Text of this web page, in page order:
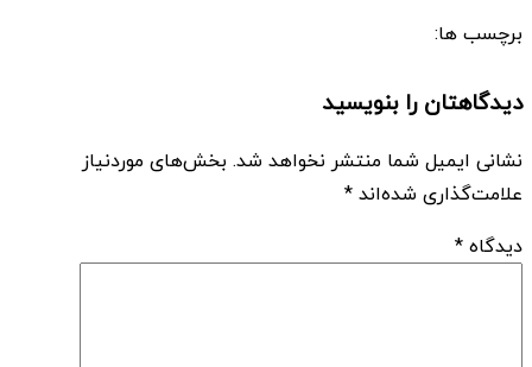
برچسب ها:
دیدگاهتان را بنویسید
نشانی ایمیل شما منتشر نخواهد شد. بخش‌های موردنیاز
علامت‌گذاری شده‌اند*
دیدگاه*